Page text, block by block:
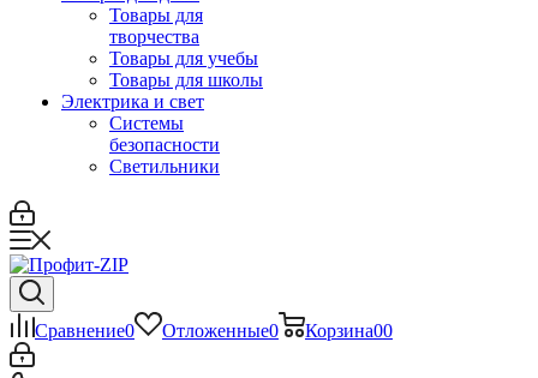
Товары для
творчества
Товары для учебы
Товары для школы
Электрика и свет
Системы
безопасности
Светильники
Сравнение0 Отложенные0 Корзина00